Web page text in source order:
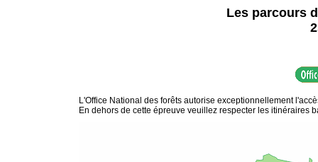
Les parcours
L'Office National des forêts autorise exceptionnellement
En dehors de cette épreuve veuillez respecter les itinéraires